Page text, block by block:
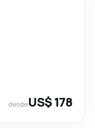
desdeUS$ 178